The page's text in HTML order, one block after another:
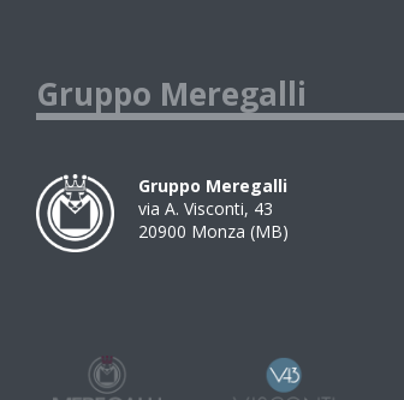
Gruppo Meregalli
Gruppo Meregalli
via A. Visconti, 43
20900 Monza (MB)